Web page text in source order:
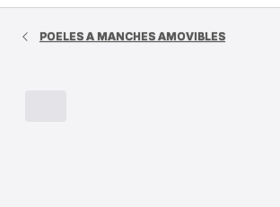
POELES A MANCHES AMOVIBLES